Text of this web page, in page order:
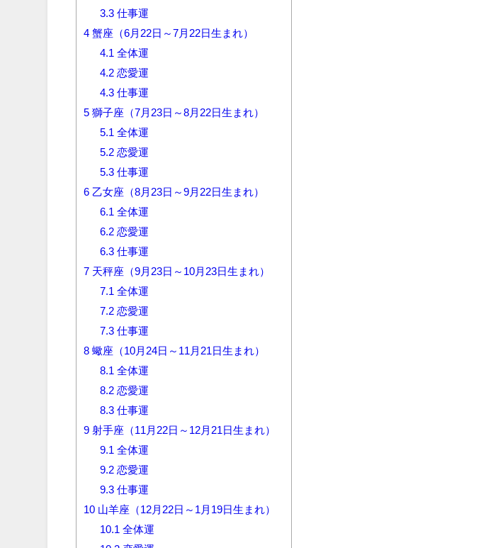
3.3 仕事運
4 蟹座（6月22日～7月22日生まれ）
4.1 全体運
4.2 恋愛運
4.3 仕事運
5 獅子座（7月23日～8月22日生まれ）
5.1 全体運
5.2 恋愛運
5.3 仕事運
6 乙女座（8月23日～9月22日生まれ）
6.1 全体運
6.2 恋愛運
6.3 仕事運
7 天秤座（9月23日～10月23日生まれ）
7.1 全体運
7.2 恋愛運
7.3 仕事運
8 蠍座（10月24日～11月21日生まれ）
8.1 全体運
8.2 恋愛運
8.3 仕事運
9 射手座（11月22日～12月21日生まれ）
9.1 全体運
9.2 恋愛運
9.3 仕事運
10 山羊座（12月22日～1月19日生まれ）
10.1 全体運